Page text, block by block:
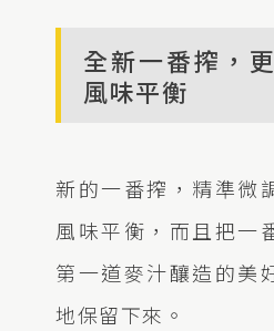
全新一番搾，
風味平衡
新的一番搾，精準微
風味平衡，而且把一
第一道麥汁釀造的美
地保留下來。